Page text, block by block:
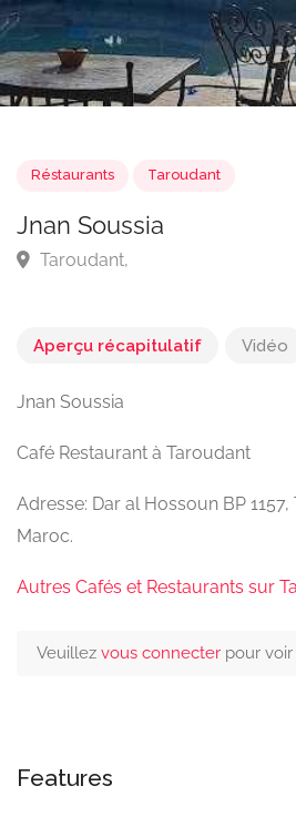
Réstaurants Taroudant
Aperçu récapitulatif Vidéo
Jnan Soussia
Café Restaurant à Taroudant
Adresse: Dar al Hossoun BP
Maroc.
Autres Cafés et Restaurants sur
Veuillez vous connecter pour
Features